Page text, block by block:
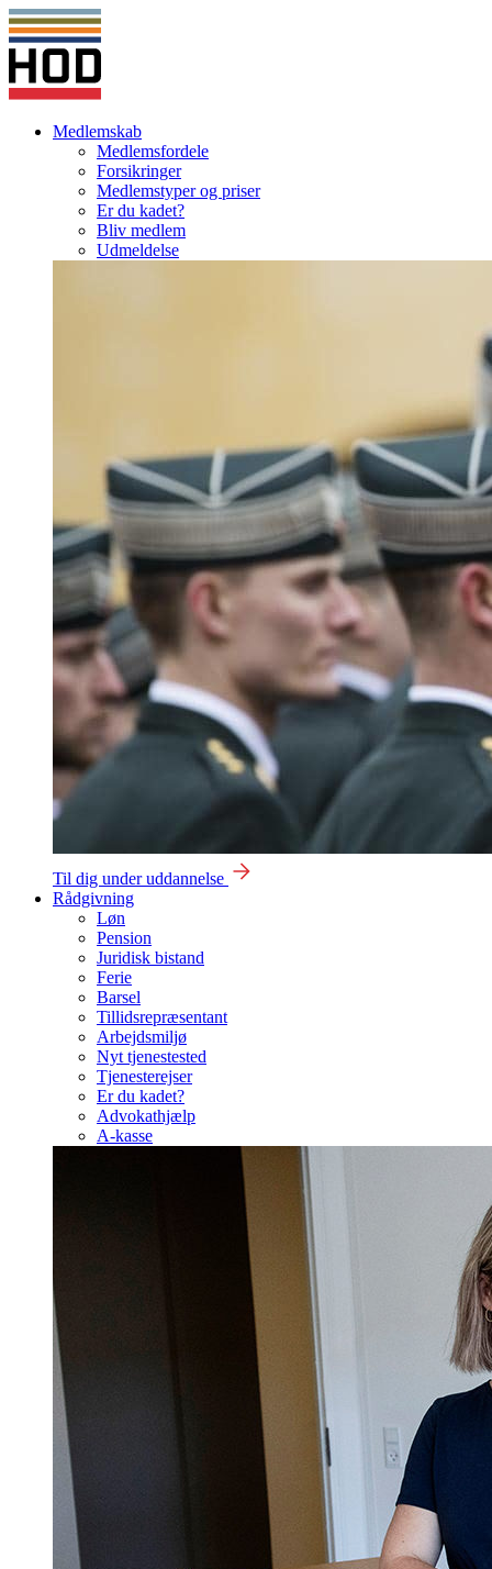
Medlemskab
Medlemsfordele
Forsikringer
Medlemstyper og priser
Er du kadet?
Bliv medlem
Udmeldelse
Til dig under uddannelse
Rådgivning
Løn
Pension
Juridisk bistand
Ferie
Barsel
Tillidsrepræsentant
Arbejdsmiljø
Nyt tjenestested
Tjenesterejser
Er du kadet?
Advokathjælp
A-kasse